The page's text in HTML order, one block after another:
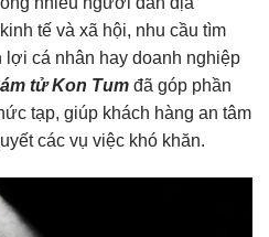
tế và xã hội, nhu cầu tìm
lợi cá nhân hay doanh nghiệp
tử Kon Tum đã góp phần
tạp, giúp khách hàng an tâm
các vụ việc khó khăn.